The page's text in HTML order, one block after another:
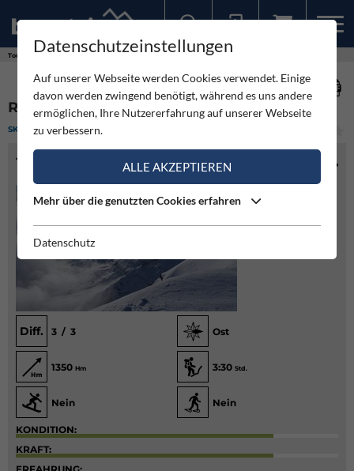
Touren
ROSSARSCH ÜBER HINTERSTEINERALM
SKITOUR MITTEL
TOURENINFO
Diff. 3 / 3 Ost
1350 Hm 3:30 Std.
Nein Nein
KONDITION:
KRAFT:
Datenschutzeinstellungen
Auf unserer Webseite werden Cookies verwendet. Einige
davon werden zwingend benötigt, während es uns andere
ermöglichen, Ihre Nutzererfahrung auf unserer Webseite
zu verbessern.
ALLE AKZEPTIEREN
Mehr über die genutzten Cookies erfahren
Datenschutz